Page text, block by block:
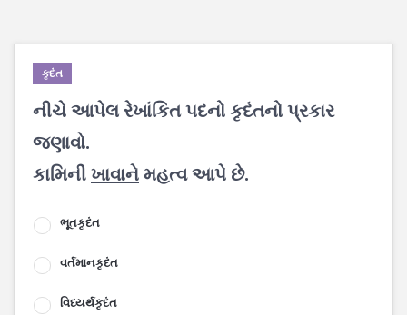
કૃદંત
નીચે આપેલ રેખાંકિત પદનો કૃદંતનો પ્રકાર
જણાવો.
કામિનીખાવાનેમહત્વ આપે છે.
ભૂતકૃદંત
વર્તમાનકૃદંત
વિધ્યર્થકૃદંત